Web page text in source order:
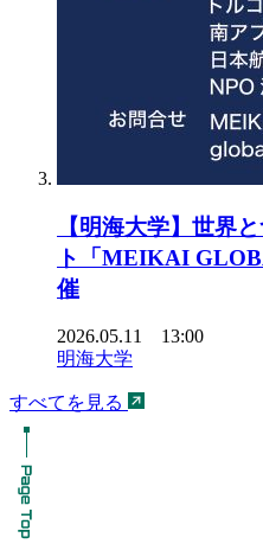
【明海大学】世界
ト「MEIKAI
催
2026.05.11 13:00
明海大学
すべてを見る